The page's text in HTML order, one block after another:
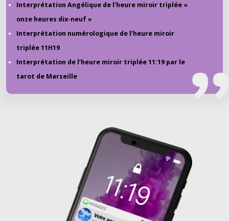
Interprétation Angélique de l’heure miroir triplée «
onze heures dix-neuf »
Interprétation numérologique de l’heure miroir
triplée 11H19
Interprétation de l’heure miroir triplée 11:19 par le
tarot de Marseille